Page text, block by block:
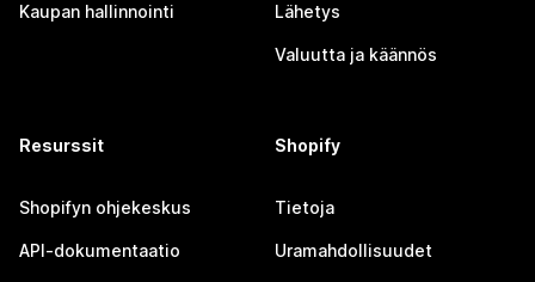
Kaupan hallinnointi Lähetys
Valuutta ja käännös
Resurssit
Shopifyn ohjekeskus
API-dokumentaatio
Shopify
Tietoja
Uramahdollisuudet